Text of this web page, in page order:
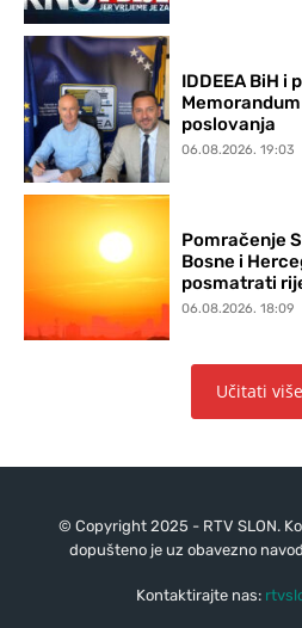
IDDEEA BiH i
poslovanja
06.08.2026. 19:03
Pomračenje
Bosne i
posmatrati
06.08.2026. 18:09
Učitati više
© Copyright 2025 - RTV SLON.
dopušteno je uz obavezno
Kontaktirajte nas: